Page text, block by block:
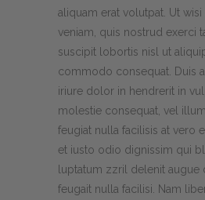
aliquam erat volutpat. Ut
veniam, quis nostrud exerci
suscipit lobortis nisl ut
commodo consequat. Duis
iriure dolor in hendrerit in
molestie consequat, vel
feugiat nulla facilisis at vero
et iusto odio dignissim qui
luptatum zzril delenit
feugait nulla facilisi. Nam